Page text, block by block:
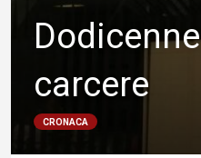
carcere
CRONACA